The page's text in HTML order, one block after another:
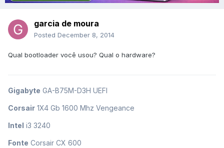
garcia de moura
Posted December 8, 2014
Qual bootloader você usou? Qual o hardware?
Gigabyte GA-B75M-D3H UEFI
Corsair 1X4 Gb 1600 Mhz Vengeance
Intel i3 3240
Fonte Corsair CX 600